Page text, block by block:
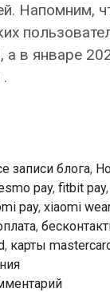
Напомним,
а в январе
записи блога,
pay, fitbit pay,
pay, xiaomi wear
,
, карты